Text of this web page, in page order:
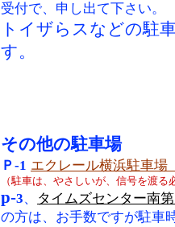
受付で、申し出て下さい。
トイザらスなどの駐
す。
その他の駐車場
Ｐ-1 エクレール横浜駐車
（駐車は、やさしいが、信号を渡る
p-3、
タイムズセンター南
の方は、お手数ですが駐車